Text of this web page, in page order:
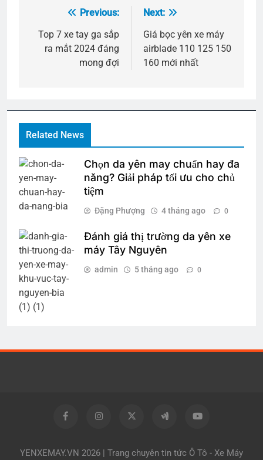
hướng
Previous:
Top 7 xe tay ga sắp
ra mắt 2024 đáng
mong đợi
Next:
Giá bọc yên xe máy
airblade 110 125 150
160 mới nhất
Related News
Chọn da yên may chuẩn hay đa
năng? Giải pháp tối ưu cho chủ
tiệm
Đặng Phượng 4 tháng ago 0
Đánh giá thị trường da yên xe
máy Tây Nguyên
admin 5 tháng ago 0
YENXEMAY.VN 2026 | Trang chuyên tin tức Ô Tô - Xe Máy